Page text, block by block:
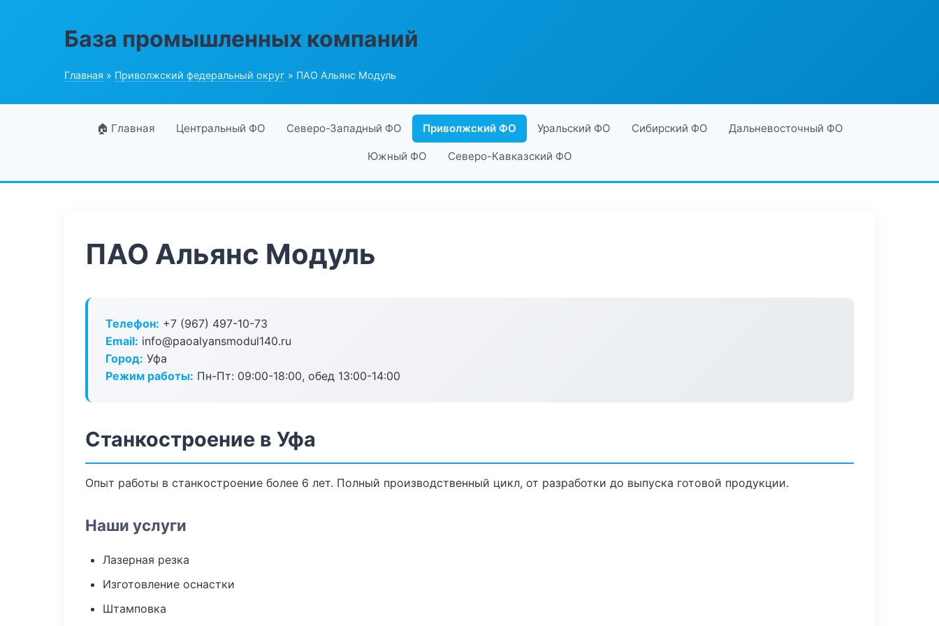
База промышленных компаний
Главная » Приволжский федеральный округ » ПАО Альянс Модуль
🏠 Главная Центральный ФО Северо-Западный ФО Приволжский ФО Уральский ФО Сибирский ФО Дальневосточный ФО
Южный ФО Северо-Кавказский ФО
ПАО Альянс Модуль
Телефон: +7 (967) 497-10-73
Email: info@paoalyansmodul140.ru
Город: Уфа
Режим работы: Пн-Пт: 09:00-18:00, обед 13:00-14:00
Станкостроение в Уфа
Опыт работы в станкостроение более 6 лет. Полный производственный цикл, от разработки до выпуска готовой продукции.
Наши услуги
Лазерная резка
Изготовление оснастки
Штамповка